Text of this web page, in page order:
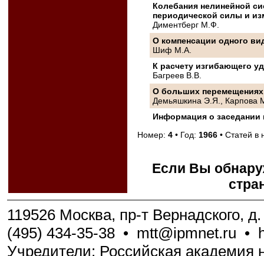
Колебания нелинейной
периодической силы и
Диментберг М.Ф.
О компенсации одного
Шиф М.А.
К расчету изгибающего
Багреев В.В.
О больших перемещениях
Демьяшкина Э.Я.,
Информация о заседании
Номер:4 • Год: 1966 • Статей
Если Вы
119526 Москва, пр-т Вернадского,
(495) 434-35-38 • mtt@ipmnet.ru •
Учредители: Российская академия